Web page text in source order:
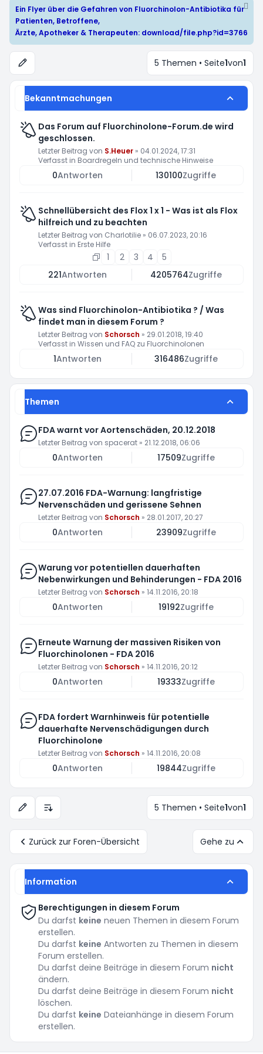
Ein Flyer über die Gefahren von Fluorchinolon-Antibiotika für
Patienten, Betroffene,
Ärzte, Apotheker & Therapeuten: download/file.php?id=3766
5 Themen • Seite1von1
Bekanntmachungen
Das Forum auf Fluorchinolone-Forum.de wird
geschlossen.
Letzter Beitrag von S.Heuer » 04.01.2024, 17:31
Verfasst in Boardregeln und technische Hinweise
0Antworten 130100Zugriffe
Schnellübersicht des Flox 1 x 1 - Was ist als Flox
hilfreich und zu beachten
Letzter Beitrag von Charlotilie » 06.07.2023, 20:16
Verfasst in Erste Hilfe
1 2 3 4
5
221Antworten 4205764Zugriffe
Was sind Fluorchinolon-Antibiotika ? / Was
findet man in diesem Forum ?
Letzter Beitrag von Schorsch » 29.01.2018, 19:40
Verfasst in Wissen und FAQ zu Fluorchinolonen
1Antworten 316486Zugriffe
Themen
FDA warnt vor Aortenschäden, 20.12.2018
Letzter Beitrag von spacerat » 21.12.2018, 06:06
0Antworten 17509Zugriffe
27.07.2016 FDA-Warnung: langfristige
Nervenschäden und gerissene Sehnen
Letzter Beitrag von Schorsch » 28.01.2017, 20:27
0Antworten 23909Zugriffe
Warung vor potentiellen dauerhaften
Nebenwirkungen und Behinderungen - FDA 2016
Letzter Beitrag von Schorsch » 14.11.2016, 20:18
0Antworten 19192Zugriffe
Erneute Warnung der massiven Risiken von
Fluorchinolonen - FDA 2016
Letzter Beitrag von Schorsch » 14.11.2016, 20:12
0Antworten 19333Zugriffe
FDA fordert Warnhinweis für potentielle
dauerhafte Nervenschädigungen durch
Fluorchinolone
Letzter Beitrag von Schorsch » 14.11.2016, 20:08
0Antworten 19844Zugriffe
Anzeige- und Sortierungs-Einstellungen
5 Themen • Seite1von1
Zurück zur Foren-Übersicht Gehe zu
Information
Berechtigungen in diesem Forum
Du darfst keine neuen Themen in diesem Forum
erstellen.
Du darfst keine Antworten zu Themen in diesem
Forum erstellen.
Du darfst deine Beiträge in diesem Forum nicht
ändern.
Du darfst deine Beiträge in diesem Forum nicht
löschen.
Du darfst keine Dateianhänge in diesem Forum
erstellen.